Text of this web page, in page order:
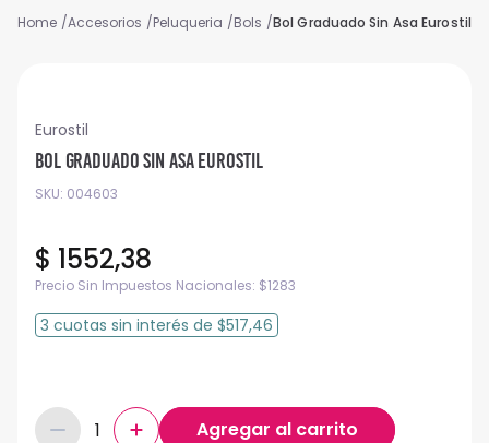
Accesorios Peluqueria Bols Bol Graduado Sin Asa Eurostil
Eurostil
Bol Graduado Sin Asa Eurostil
SKU: 004603
$ 1552,38
Precio Sin Impuestos Nacionales: $1283
3 cuotas sin interés de $517,46